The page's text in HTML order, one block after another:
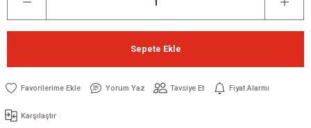
Sepete Ekle
Yorum Yaz Tavsiye Et Fiyat Alarmı
Karşılaştır